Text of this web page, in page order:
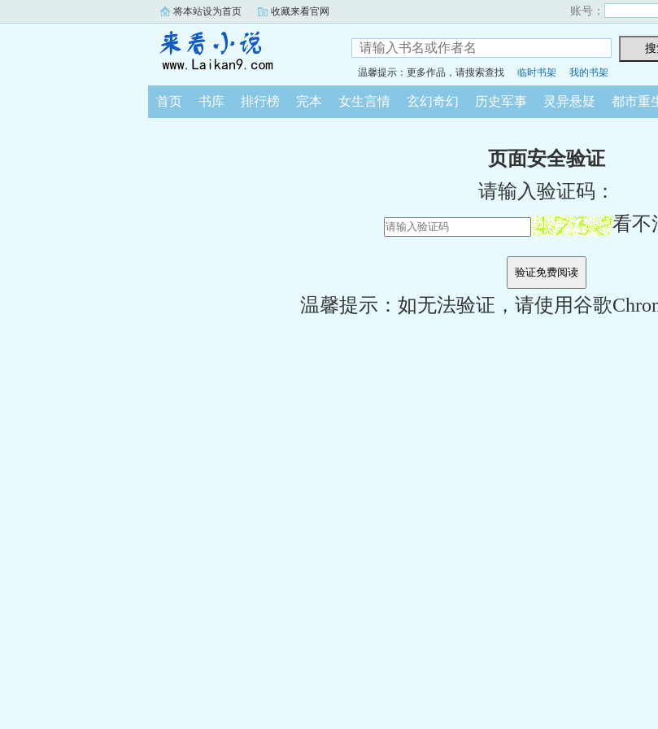
将本站设为首页 收藏来看官网 账号：
温馨提示：更多作品，请搜索查找 临时书架 我的书架
首页 书库 排行榜 完本 女生言情 玄幻奇幻 历史军事 灵异悬疑 都市重
页面安全验证
请输入验证码：
看不
温馨提示：如无法验证，请使用谷歌